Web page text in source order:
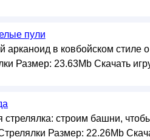
пули
в ковбойском стиле
Размер: 23.63Mb Скачать
стрелялка: строим башни,
Размер: 22.26Mb